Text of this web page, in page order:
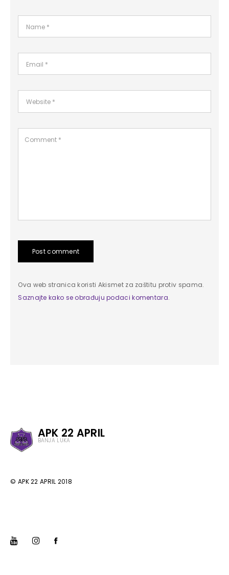
Post comment
Ova web stranica koristi Akismet za zaštitu protiv spama.
Saznajte kako se obrađuju podaci komentara.
APK 22 APRIL
BANJA LUKA
© APK 22 APRIL 2018